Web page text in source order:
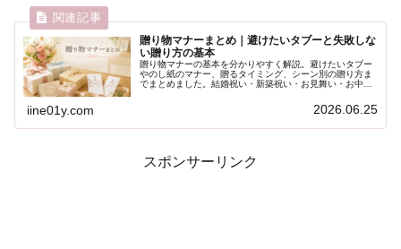
贈り物マナーまとめ｜避けたいタブーと失敗しな
い贈り方の基本
贈り物マナーの基本を分かりやすく解説。避けたいタブー
やのし紙のマナー、贈るタイミング、シーン別の贈り方ま
でまとめました。結婚祝い・新築祝い・お見舞い・お中
iine01y.com 2026.06.25
スポンサーリンク